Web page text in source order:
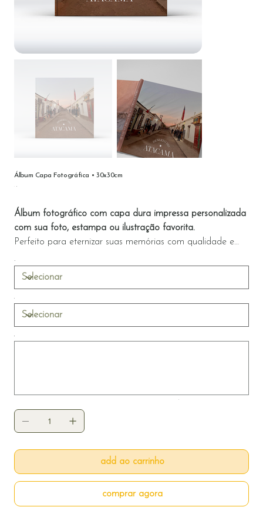
Álbum Capa Fotográfica • 30x30cm
Álbum fotográfico com capa dura impressa personalizada
com sua foto, estampa ou ilustração favorita.
Perfeito para eternizar suas memórias com qualidade e
capas criativas e lembranças inesquecíveis.
add ao carrinho
comprar agora